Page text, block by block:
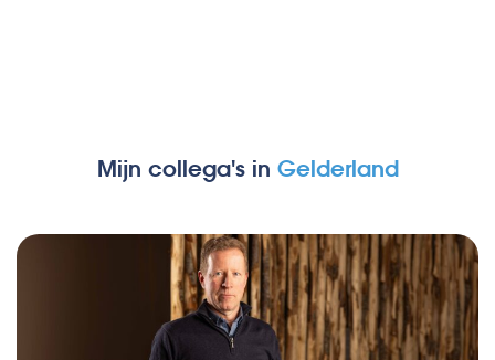
Mijn collega's in Gelderland